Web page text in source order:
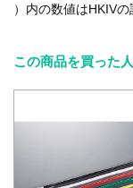
）内の数値はHKIVの
この商品を買った